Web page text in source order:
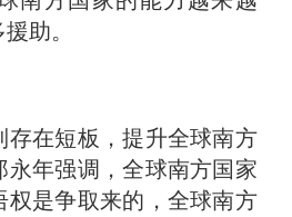
助。
存在短板，提升全球南方
永年强调，全球南方国家
权是争取来的，全球南方